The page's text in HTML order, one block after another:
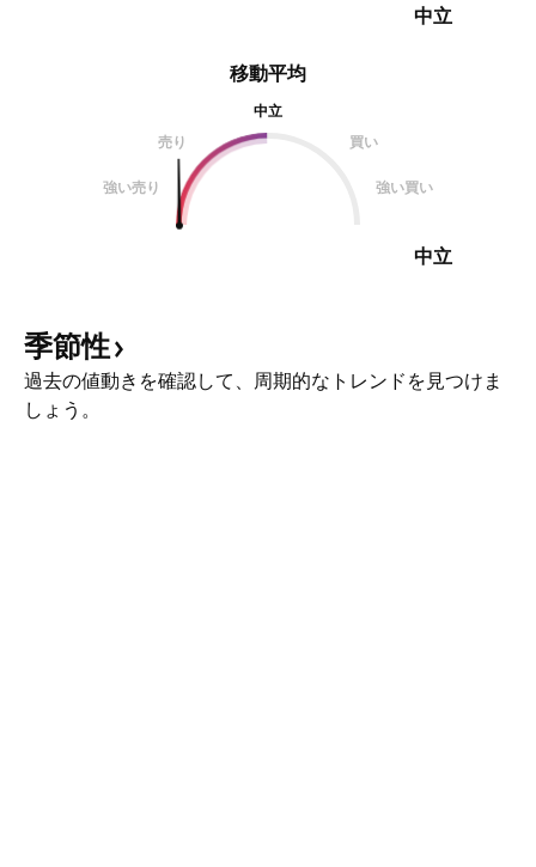
中立
移動平均
中立
売り
買い
強い売り 強い買い
中立
季節性
過去の値動きを確認して、周期的なトレンドを見つけま
しょう。